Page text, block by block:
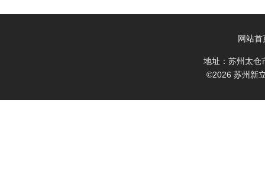
网站首
地址：苏州太
©2026 苏州新